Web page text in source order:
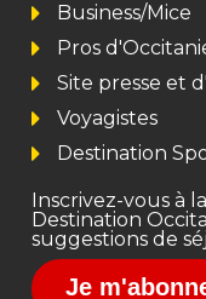
Business/Mice
Pros
Site presse et
Voyagistes
Destination
Inscrivez-vous à
Destination
suggestions de
Je